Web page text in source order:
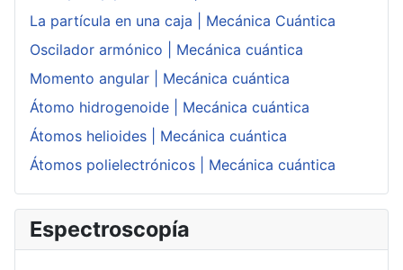
La partícula en una caja | Mecánica Cuántica
Oscilador armónico | Mecánica cuántica
Momento angular | Mecánica cuántica
Átomo hidrogenoide | Mecánica cuántica
Átomos helioides | Mecánica cuántica
Átomos polielectrónicos | Mecánica cuántica
Espectroscopía